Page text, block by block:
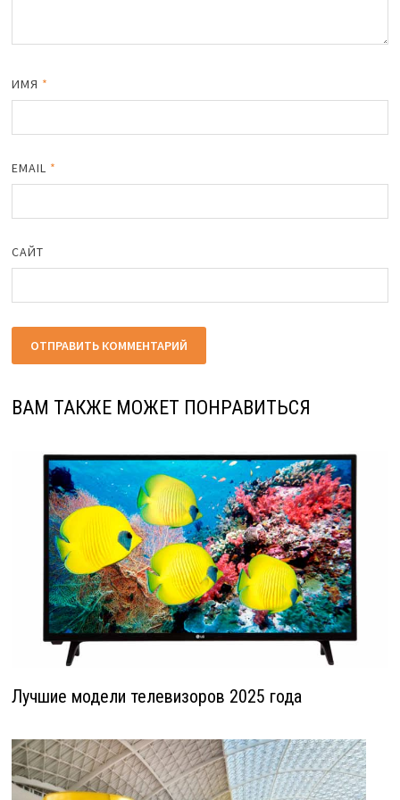
ИМЯ *
EMAIL *
САЙТ
ВАМ ТАКЖЕ МОЖЕТ ПОНРАВИТЬСЯ
Лучшие модели телевизоров 2025 года